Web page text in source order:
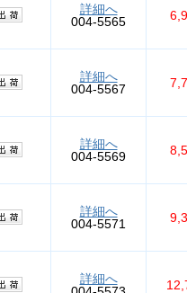
詳細へ
004-5565
詳細へ
004-5567
詳細へ
004-5569
詳細へ
004-5571
詳細へ